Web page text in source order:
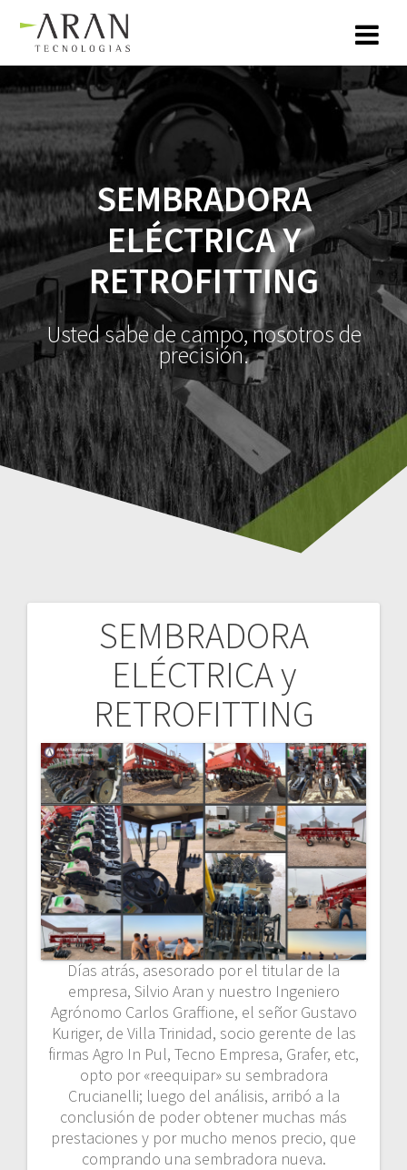
SEMBRADORA
ELÉCTRICA Y
RETROFITTING
Usted sabe de campo, nosotros de
precisión.
SEMBRADORA
ELÉCTRICA y
RETROFITTING
Días atrás, asesorado por el titular de la
empresa, Silvio Aran y nuestro Ingeniero
Agrónomo Carlos Graffione, el señor Gustavo
Kuriger, de Villa Trinidad, socio gerente de las
firmas Agro In Pul, Tecno Empresa, Grafer, etc,
opto por «reequipar» su sembradora
Crucianelli; luego del análisis, arribó a la
conclusión de poder obtener muchas más
prestaciones y por mucho menos precio, que
comprando una sembradora nueva.
Navegación
entradas